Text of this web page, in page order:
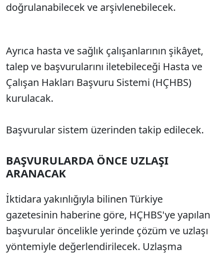
doğrulanabilecek ve arşivlenebilecek.
Ayrıca hasta ve sağlık çalışanlarının şikâyet,
talep ve başvurularını iletebileceği Hasta ve
Çalışan Hakları Başvuru Sistemi (HÇHBS)
kurulacak.
Başvurular sistem üzerinden takip edilecek.
BAŞVURULARDA ÖNCE UZLAŞI
ARANACAK
İktidara yakınlığıyla bilinen Türkiye
gazetesinin haberine göre, HÇHBS'ye yapılan
başvurular öncelikle yerinde çözüm ve uzlaşı
yöntemiyle değerlendirilecek. Uzlaşma